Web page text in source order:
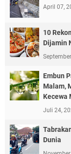
April 07,
10
Dijamin
Embun
Malam,
Kecewa
Juli 24,
Dunia